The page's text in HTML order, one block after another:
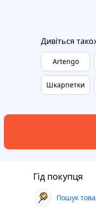
Дивіться
Artengo
Шкарпетки
Гід покупця
Пошук